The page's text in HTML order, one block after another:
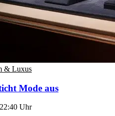
& Luxus
Mode aus
Uhr